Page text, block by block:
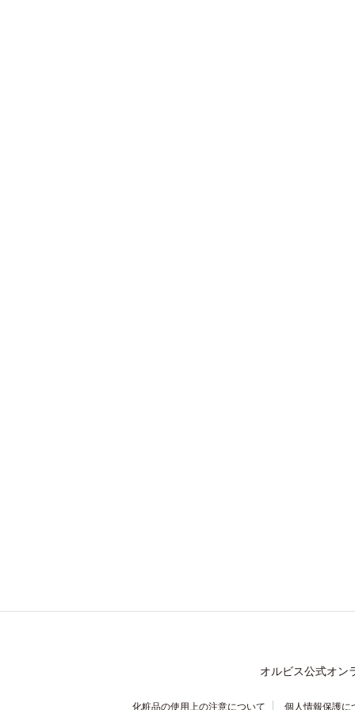
オルビス公式オン
化粧品の使用上の注意について 個人情報保護に